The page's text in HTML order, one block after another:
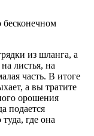
бесконечном
из шланга, а
листья, на
часть. В итоге
а вы тратите
орошения
подается
где она